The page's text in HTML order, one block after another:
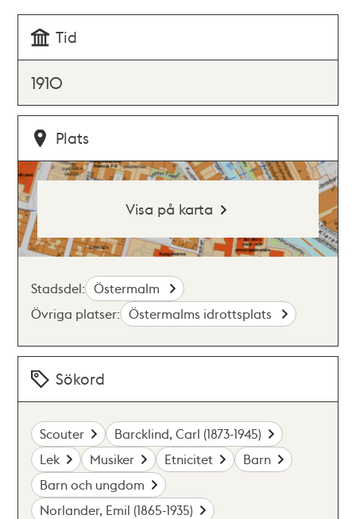
Tid
1910
Plats
Visa på karta
Stadsdel: Östermalm
Övriga platser: Östermalms idrottsplats
Sökord
Scouter
Barcklind, Carl (1873-1945)
Lek
Musiker Etnicitet
Barn
Barn och ungdom
Norlander, Emil (1865-1935)